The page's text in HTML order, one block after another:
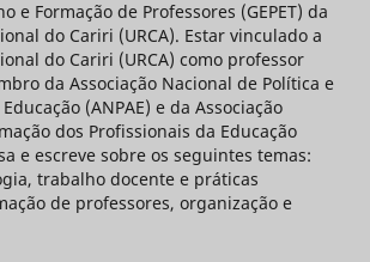
e Formação de Professores (GEPET) da
do Cariri (URCA). Estar vinculado a
do Cariri (URCA) como professor
da Associação Nacional de Política e
(ANPAE) e da Associação
dos Profissionais da Educação
e escreve sobre os seguintes temas:
trabalho docente e práticas
de professores, organização e